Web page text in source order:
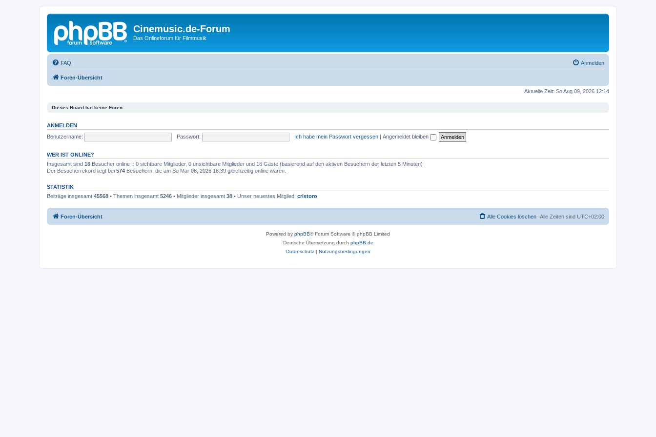
Cinemusic.de-Forum
Das Onlineforum für Filmmusik
FAQ Anmelden
Foren-Übersicht
Aktuelle Zeit: So Aug 09, 2026 12:14
Dieses Board hat keine Foren.
ANMELDEN
Benutzername:
Passwort: Ich habe mein Passwort vergessen | Angemeldet bleiben
WER IST ONLINE?
Insgesamt sind 16 Besucher online :: 0 sichtbare Mitglieder, 0 unsichtbare Mitglieder und 16 Gäste (basierend auf den aktiven Besuchern der letzten 5 Minuten)
Der Besucherrekord liegt bei 574 Besuchern, die am So Mär 08, 2026 16:39 gleichzeitig online waren.
STATISTIK
Beiträge insgesamt 45568 • Themen insgesamt 5246 • Mitglieder insgesamt 38 • Unser neuestes Mitglied: cristoro
Foren-Übersicht Alle Zeiten sind UTC+02:00
Alle Cookies löschen
Powered by phpBB® Forum Software © phpBB Limited
Deutsche Übersetzung durch phpBB.de
Datenschutz| Nutzungsbedingungen